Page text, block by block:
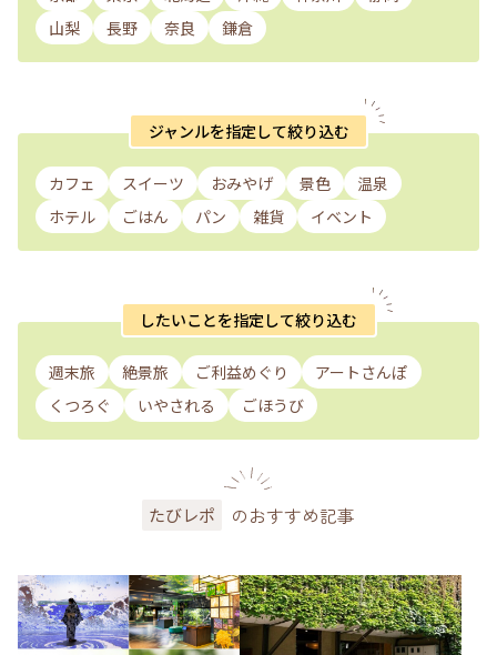
山梨
長野 奈良 鎌倉
ジャンルを指定して絞り込む
カフェ スイーツ おみやげ 景色
温泉
ホテル
ごはん パン 雑貨 イベント
したいことを指定して絞り込む
週末旅 絶景旅 ご利益めぐり
アートさんぽ
くつろぐ
いやされる ごほうび
たびレポ のおすすめ記事